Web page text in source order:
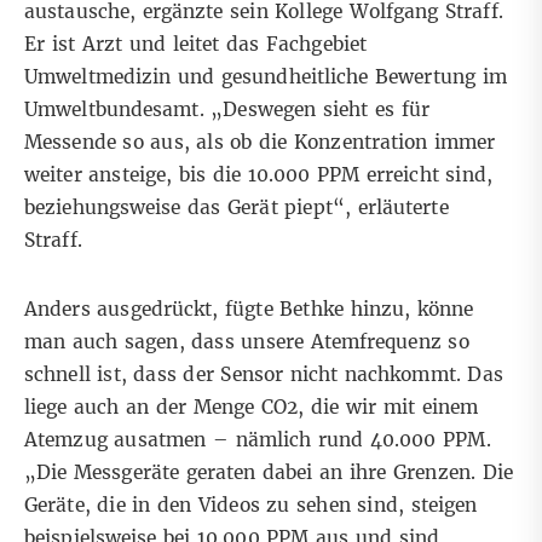
austausche, ergänzte sein Kollege Wolfgang Straff.
Er ist Arzt und leitet das Fachgebiet
Umweltmedizin und gesundheitliche Bewertung im
Umweltbundesamt. „Deswegen sieht es für
Messende so aus, als ob die Konzentration immer
weiter ansteige, bis die 10.000 PPM erreicht sind,
beziehungsweise das Gerät piept“, erläuterte
Straff.
Anders ausgedrückt, fügte Bethke hinzu, könne
man auch sagen, dass unsere Atemfrequenz so
schnell ist, dass der Sensor nicht nachkommt. Das
liege auch an der Menge CO2, die wir mit einem
Atemzug ausatmen – nämlich rund 40.000 PPM.
„Die Messgeräte geraten dabei an ihre Grenzen. Die
Geräte, die in den Videos zu sehen sind, steigen